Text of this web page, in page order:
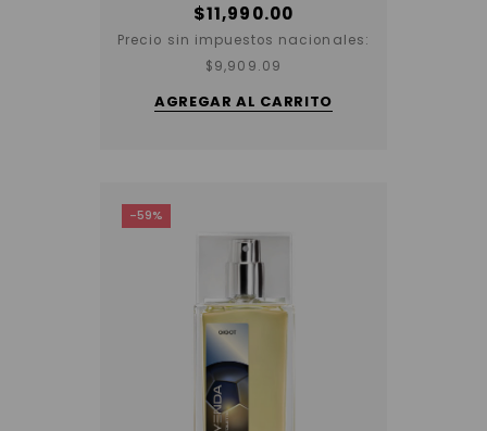
$11,990.00
Precio sin impuestos nacionales:
$9,909.09
AGREGAR AL CARRITO
-59%